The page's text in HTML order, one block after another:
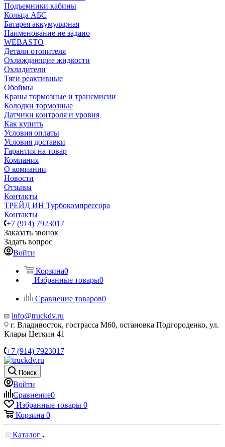
Подъемники кабины
Кольца АБС
Батарея аккумулярная
Наименование не задано
WEBASTO
Детали отопителя
Охлаждающие жидкости
Охладители
Тяги реактивные
Обоймы
Краны тормозные и трансмисии
Колодки тормозные
Датчики контроля и уровня
Как купить
Условия оплаты
Условия доставки
Гарантия на товар
Компания
О компании
Новости
Отзывы
Контакты
ТРЕЙД ИН Турбокомпрессора
Контакты
+7 (914) 7923017
Заказать звонок
Задать вопрос
Войти
Корзина0
Избранные товары0
Сравнение товаров0
info@truckdv.ru
г. Владивосток, гострасса М60, остановка Подгороденко, ул.
Клары Цеткин 41
+7 (914) 7923017
Поиск
Войти
Сравнение0
Избранные товары 0
Корзина 0
Каталог